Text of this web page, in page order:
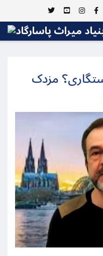
مزدک